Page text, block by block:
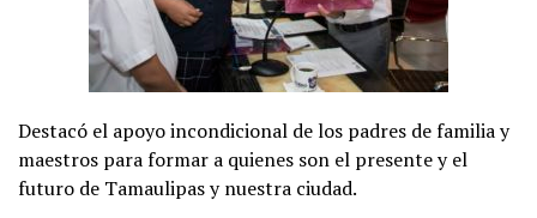
Destacó el apoyo incondicional de los padres de familia y
maestros para formar a quienes son el presente y el
futuro de Tamaulipas y nuestra ciudad.